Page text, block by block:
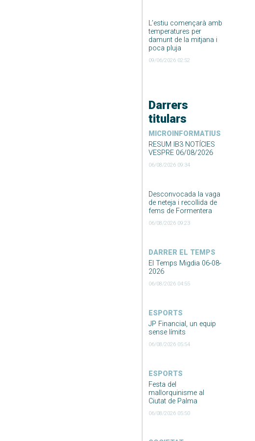
L’estiu començarà amb
temperatures per
damunt de la mitjana i
poca pluja
09/06/2026 02:52
Darrers
titulars
MICROINFORMATIUS
RESUM IB3 NOTÍCIES
VESPRE 06/08/2026
06/08/2026 09:34
Desconvocada la vaga
de neteja i recollida de
fems de Formentera
06/08/2026 09:23
DARRER EL TEMPS
El Temps Migdia 06-08-
2026
06/08/2026 04:55
ESPORTS
JP Financial, un equip
sense límits
06/08/2026 05:54
ESPORTS
Festa del
mallorquinisme al
Ciutat de Palma
06/08/2026 05:50